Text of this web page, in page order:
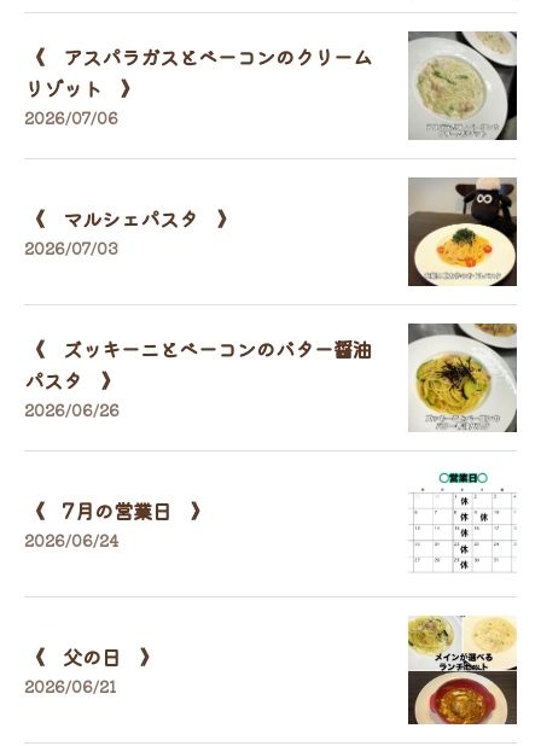
《 アスパラガスとベーコンのクリーム
リゾット 》
2026/07/06
《 マルシェパスタ 》
2026/07/03
《 ズッキーニとベーコンのバター醤油
パスタ 》
2026/06/26
《 7月の営業日 》
2026/06/24
《 父の日 》
2026/06/21